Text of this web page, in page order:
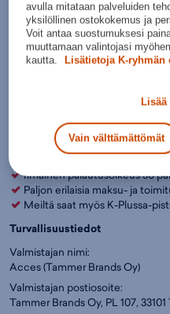
Lisää
Tarkista saatavuus ja nouda
Verkkokauppa: Saatavilla
Ole hyvä ja valitse koko, jotta
Ilmainen palautusoikeus 30
Paljon erilaisia maksu- ja
Meiltä saat myös K-Plussa-
Turvallisuustiedot
Valmistajan nimi:
Acces (Tammer Brands Oy)
Valmistajan postiosoite:
Tammer Brands Oy, PL 107,
avulla mitataan palveluiden
yksilöllinen ostokokemus ja
Voit antaa suostumuksesi
muuttamaan valintojasi
kautta.
Lisätietoja K-ryhmän
Lisää
Vain välttämättömät